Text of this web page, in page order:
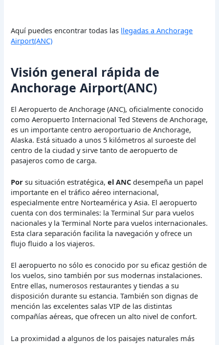
Aquí puedes encontrar todas las llegadas a Anchorage
Airport(ANC)
Visión general rápida de
Anchorage Airport(ANC)
El Aeropuerto de Anchorage (ANC), oficialmente conocido
como Aeropuerto Internacional Ted Stevens de Anchorage,
es un importante centro aeroportuario de Anchorage,
Alaska. Está situado a unos 5 kilómetros al suroeste del
centro de la ciudad y sirve tanto de aeropuerto de
pasajeros como de carga.
Por su situación estratégica,el ANC desempeña un papel
importante en el tráfico aéreo internacional,
especialmente entre Norteamérica y Asia. El aeropuerto
cuenta con dos terminales: la Terminal Sur para vuelos
nacionales y la Terminal Norte para vuelos internacionales.
Esta clara separación facilita la navegación y ofrece un
flujo fluido a los viajeros.
El aeropuerto no sólo es conocido por su eficaz gestión de
los vuelos, sino también por sus modernas instalaciones.
Entre ellas, numerosos restaurantes y tiendas a su
disposición durante su estancia. También son dignas de
mención las excelentes salas VIP de las distintas
compañías aéreas, que ofrecen un alto nivel de confort.
La proximidad a algunos de los paisajes naturales más